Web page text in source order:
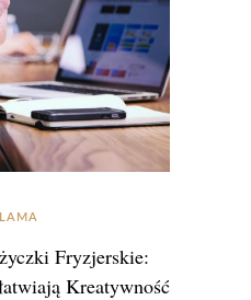
Fryzjerskie:
Kreatywność